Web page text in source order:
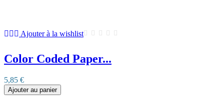
Ajouter à la wishlist
Color Coded Paper...
5,85 €
Ajouter au panier